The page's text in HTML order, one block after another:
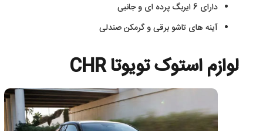
دارای 6 ایربگ پرده ای و جانبی
آینه های تاشو برقی و گرمکن صندلی
لوازم استوک تویوتا CHR